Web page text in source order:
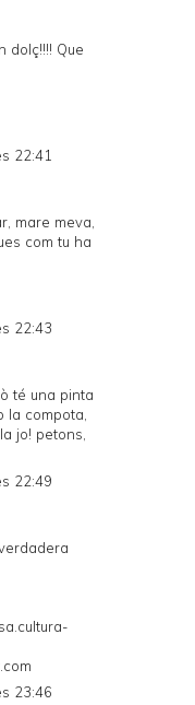
dolç!!!! Que
22:41
mare meva,
com tu ha
22:43
té una pinta
la compota,
jo! petons,
22:49
23:46